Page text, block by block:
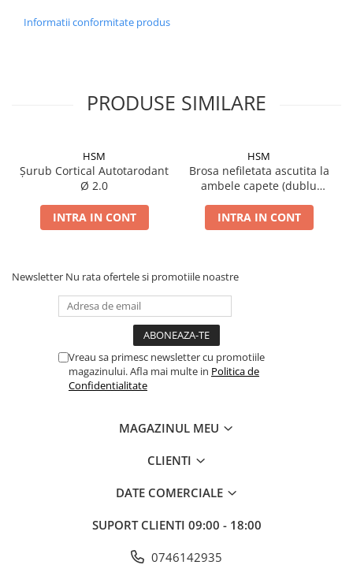
Informatii conformitate produs
PRODUSE SIMILARE
HSM
Șurub Cortical Autotarodant
Ø 2.0
INTRA IN CONT
HSM
Brosa nefiletata ascutita la
ambele capete (dublu
INTRA IN CONT
Newsletter Nu rata ofertele si promotiile noastre
Vreau sa primesc newsletter cu promotiile
magazinului. Afla mai multe in Politica de
Confidentialitate
MAGAZINUL MEU
CLIENTI
DATE COMERCIALE
SUPORT CLIENTI 09:00 - 18:00
0746142935